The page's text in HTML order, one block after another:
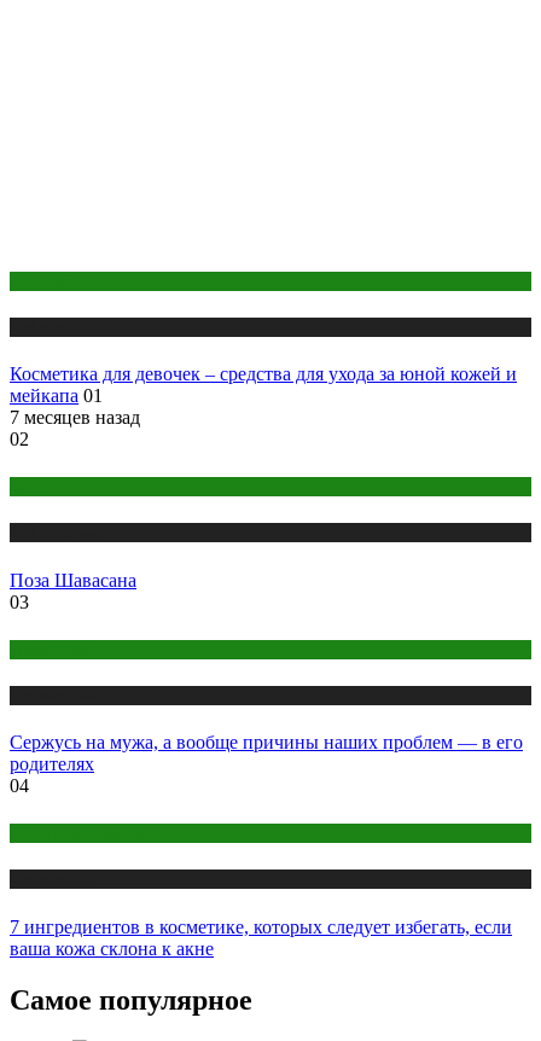
Косметика для девочек – средства для ухода за юной кожей и
мейкапа 01
7 месяцев назад
02
Поза Шавасана
03
Сержусь на мужа, а вообще причины наших проблем — в его
родителях
04
7 ингредиентов в косметике, которых следует избегать, если
ваша кожа склона к акне
Самое популярное